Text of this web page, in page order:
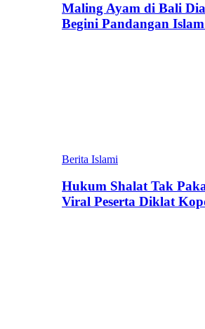
Maling Ayam di Bali
Begini Pandangan
Berita Islami
Hukum Shalat Tak
Viral Peserta Diklat